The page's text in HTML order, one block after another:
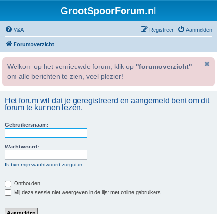
GrootSpoorForum.nl
V&A Aanmelden
Registreer
Forumoverzicht
Welkom op het vernieuwde forum, klik op "forumoverzicht"
om alle berichten te zien, veel plezier!
Het forum wil dat je geregistreerd en aangemeld bent om dit
forum te kunnen lezen.
Gebruikersnaam:
Wachtwoord:
Ik ben mijn wachtwoord vergeten
Onthouden
Mij deze sessie niet weergeven in de lijst met online gebruikers